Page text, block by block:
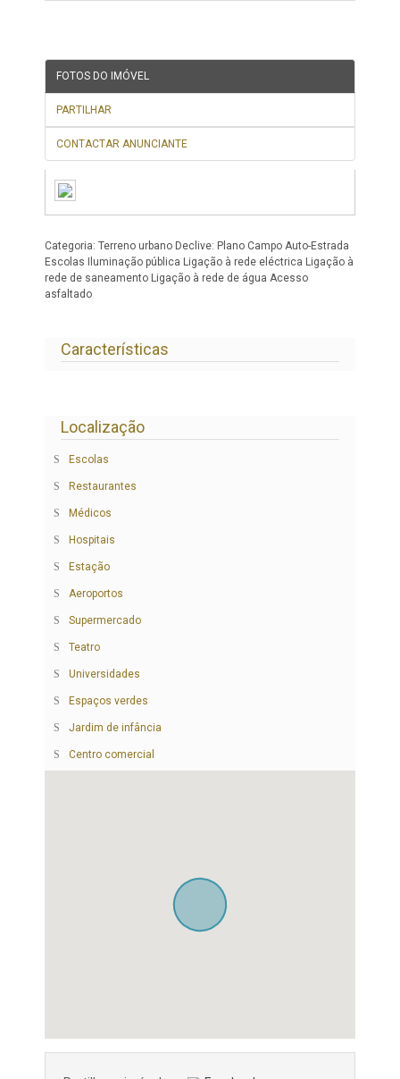
FOTOS DO IMÓVEL
PARTILHAR
CONTACTAR ANUNCIANTE
Categoria: Terreno urbano Declive: Plano Campo Auto-Estrada
Escolas Iluminação pública Ligação à rede eléctrica Ligação à
rede de saneamento Ligação à rede de água Acesso
asfaltado
Características
Localização
Escolas
Restaurantes
Médicos
Hospitais
Estação
Aeroportos
Supermercado
Teatro
Universidades
Espaços verdes
Jardim de infância
Centro comercial